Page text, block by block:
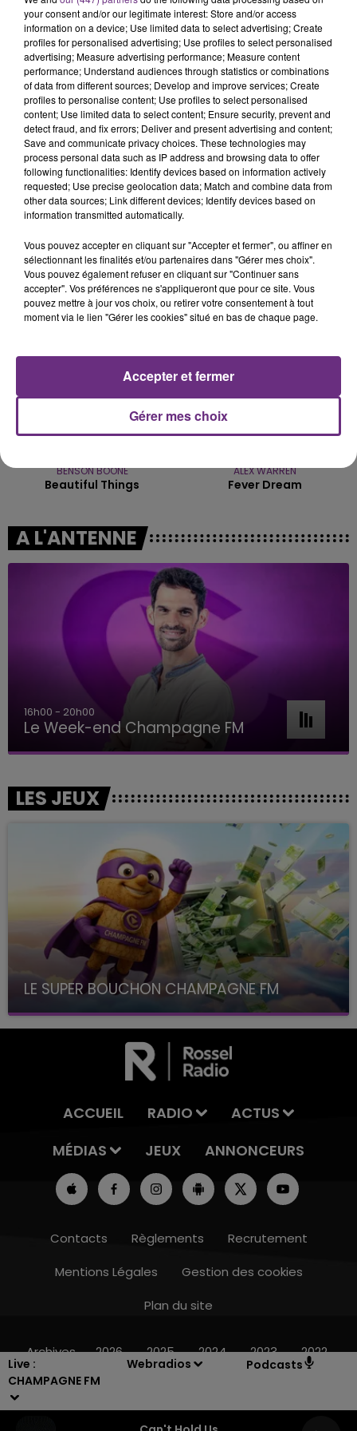
Live :
CHAMPAGNE FM
Webradios Podcasts
11h00 - 16h00
rémois. Le magasin JouéClub est contraint de
fermer ses portes.
TITRES DIFFUSÉS
17h43
17h43
MACKLEMORE
Can't Hold Us
17h41
17h41
TAYLOR SWIFT
I Knew It, I Knew You
17h38
17h38
BENSON BOONE
Beautiful Things
17h36
17h36
ALEX WARREN
Fever Dream
A L'ANTENNE
16h00 - 20h00
Le Week-end Champagne FM
LES JEUX
LE SUPER BOUCHON CHAMPAGNE FM
avec La Famille Champagne FM, à 8H10
ACCUEIL RADIO
ACTUS
MÉDIAS
JEUX ANNONCEURS
Contacts Règlements
Recrutement
Mentions Légales
Gestion des cookies
Plan du site
Archives 2026 2025 2024 2023 2022
your consent and/or our legitimate interest: Store and/or access
information on a device; Use limited data to select advertising; Create
profiles for personalised advertising; Use profiles to select personalised
advertising; Measure advertising performance; Measure content
performance; Understand audiences through statistics or combinations
of data from different sources; Develop and improve services; Create
profiles to personalise content; Use profiles to select personalised
content; Use limited data to select content; Ensure security, prevent and
detect fraud, and fix errors; Deliver and present advertising and content;
Save and communicate privacy choices. These technologies may
process personal data such as IP address and browsing data to offer
following functionalities: Identify devices based on information actively
requested; Use precise geolocation data; Match and combine data from
other data sources; Link different devices; Identify devices based on
information transmitted automatically.
Vous pouvez accepter en cliquant sur "Accepter et fermer", ou affiner en
sélectionnant les finalités et/ou partenaires dans "Gérer mes choix".
Vous pouvez également refuser en cliquant sur "Continuer sans
accepter". Vos préférences ne s'appliqueront que pour ce site. Vous
pouvez mettre à jour vos choix, ou retirer votre consentement à tout
moment via le lien "Gérer les cookies" situé en bas de chaque page.
Gérer mes choix
Accepter et fermer